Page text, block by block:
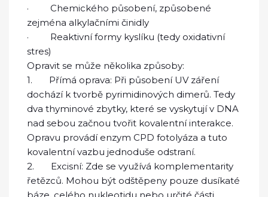
· Chemického působení, způsobené
zejména alkylačními činidly
· Reaktivní formy kyslíku (tedy oxidativní
stres)
Opravit se může několika způsoby:
1. Přímá oprava: Při působení UV záření
dochází k tvorbě pyrimidinových dimerů. Tedy
dva thyminové zbytky, které se vyskytují v DNA
nad sebou začnou tvořit kovalentní interakce.
Opravu provádí enzym CPD fotolyáza a tuto
kovalentní vazbu jednoduše odstraní.
2. Excisní: Zde se využívá komplementarity
řetězců. Mohou být odštěpeny pouze dusíkaté